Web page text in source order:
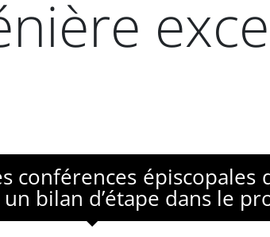
conférences
bilan d’étape dans le